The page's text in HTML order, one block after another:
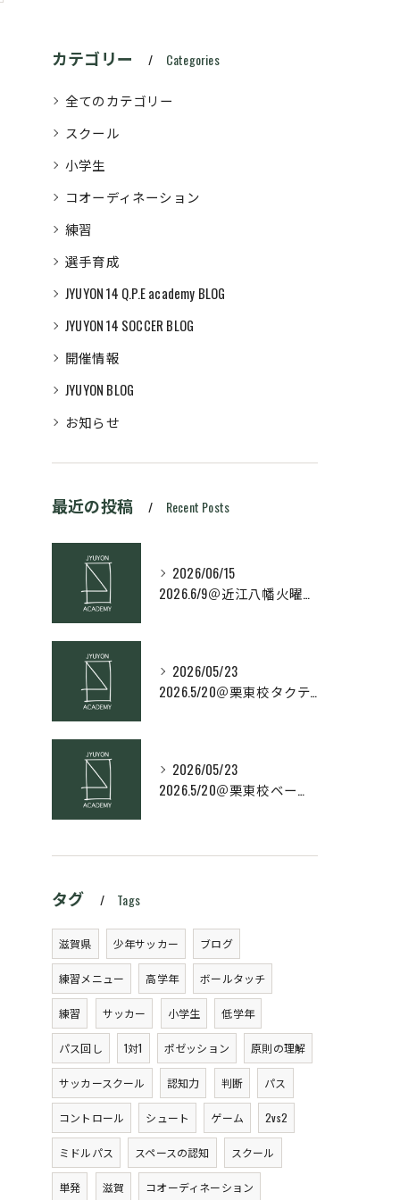
カテゴリー Categories
全てのカテゴリー
スクール
小学生
コオーディネーション
練習
選手育成
JYUYON 14 Q.P.E academy BLOG
JYUYON 14 SOCCER BLOG
開催情報
JYUYON BLOG
お知らせ
最近の投稿 Recent Posts
2026/06/15
2026.6/9＠近江八幡火曜日校スキルコース
2026/05/23
2026.5/20＠栗東校タクティクス・ネクストコース
2026/05/23
2026.5/20＠栗東校ベーシック・スキルコース
タグ Tags
滋賀県 少年サッカー ブログ
練習メニュー 高学年 ボールタッチ
練習 サッカー 小学生 低学年
パス回し 1対1 ポゼッション 原則の理解
サッカースクール 認知力 判断 パス
コントロール シュート ゲーム 2vs2
ミドルパス スペースの認知 スクール
単発 滋賀 コオーディネーション